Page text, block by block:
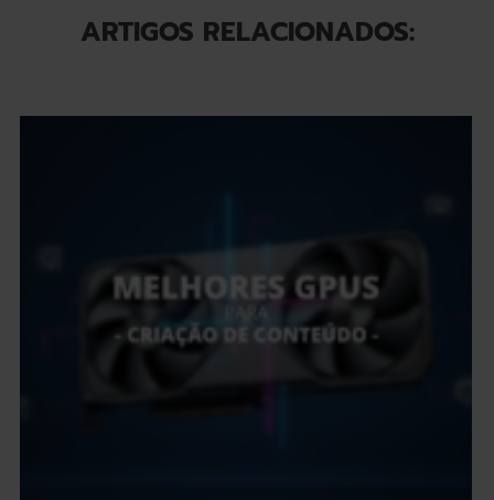
ARTIGOS RELACIONADOS: